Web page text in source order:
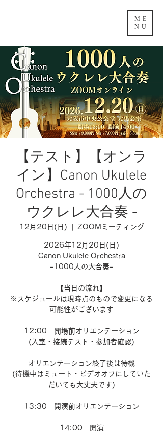
ME
NU
【テスト】【オンラ
イン】Canon Ukulele
Orchestra - 1000人の
ウクレレ大合奏 -
12月20日(日) ZOOMミーティング
2026年12月20日(日)
Canon Ukulele Orchestra
-1000人の大合奏-
【当日の流れ】
※スケジュールは現時点のもので変更になる
可能性がございます
12:00 開場前オリエンテーション
(入室・接続テスト・参加者確認)
オリエンテーション終了後は待機
(待機中はミュート・ビデオオフにしていた
だいても大丈夫です)
13:30 開演前オリエンテーション
14:00 開演